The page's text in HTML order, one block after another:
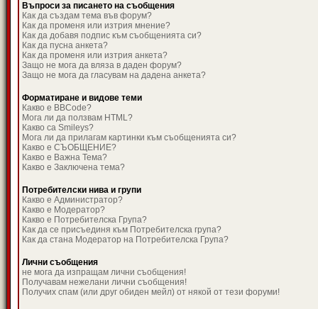
Въпроси за писането на съобщения
Как да създам тема във форум?
Как да променя или изтрия мнение?
Как да добавя подпис към съобщенията си?
Как да пусна анкета?
Как да променя или изтрия анкета?
Защо не мога да вляза в даден форум?
Защо не мога да гласувам на дадена анкета?
Форматиране и видове теми
Какво е BBCode?
Мога ли да ползвам HTML?
Какво са Smileys?
Мога ли да прилагам картинки към съобщенията си?
Какво е СЪОБЩЕНИЕ?
Какво е Важна Тема?
Какво е Заключена тема?
Потребителски нива и групи
Какво е Администратор?
Какво е Модератор?
Какво е Потребителска Група?
Как да се присъединя към Потребителска група?
Как да стана Модератор на Потребителска Група?
Лични съобщения
не мога да изпращам лични съобщения!
Получавам нежелани лични съобщения!
Получих спам (или друг обиден мейл) от някой от тези форуми!